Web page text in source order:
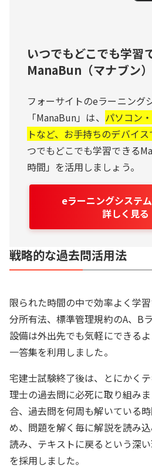
いつでもどこでも学習
ManaBun（マナブン）
フォーサイトのeラーニング
「ManaBun」は、 パソコン
トなど、お手持ちのデバイス
つでもどこでも学習できる
時間」を活用しましょう。
eラーニングシステ
詳しく見る
戦略的な過去問活用法
限られた時間の中で効率よく学
分所有法、標準管理規約のA、B
設備は外出先でも気軽にできる
一答集を利用しました。
宅建士試験終了後は、とにかく
理士の過去問に必死に取り組み
合、過去問を何周も解いている
め、問題を解く毎に解説を読み
読み、テキストに戻るという深
を採用しました。